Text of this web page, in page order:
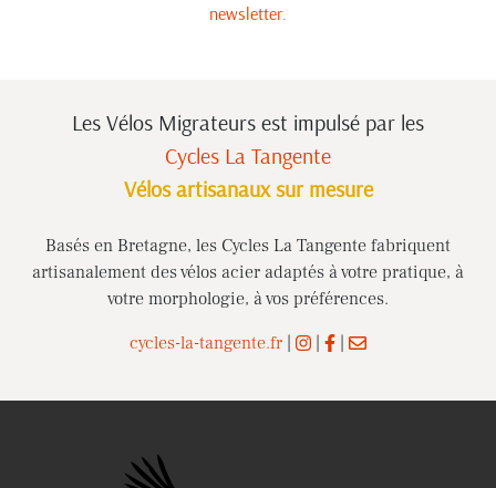
newsletter.
Les Vélos Migrateurs est impulsé par les
Cycles La Tangente
Vélos artisanaux sur mesure
Basés en Bretagne, les Cycles La Tangente fabriquent
artisanalement des vélos acier adaptés à votre pratique, à
votre morphologie, à vos préférences.
cycles-la-tangente.fr